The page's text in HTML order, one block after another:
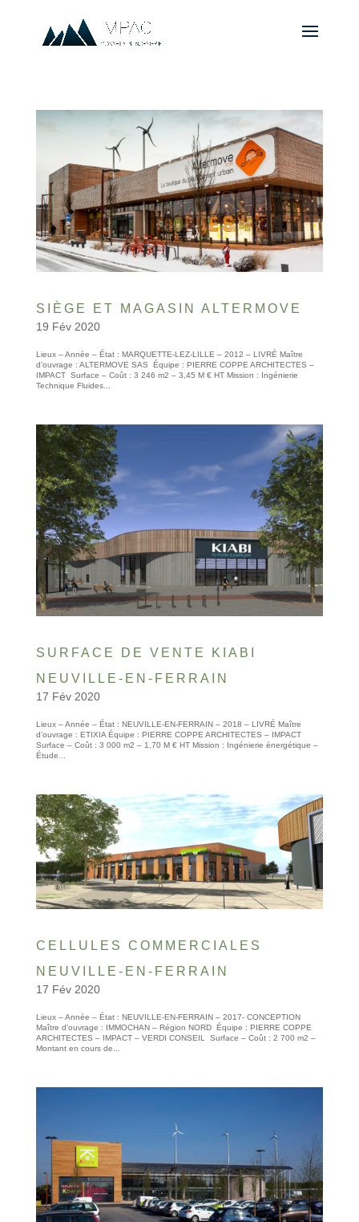
SIÈGE ET MAGASIN ALTERMOVE
19 Fév 2020
Lieux – Année – État : MARQUETTE-LEZ-LILLE – 2012 – LIVRÉ Maître
d’ouvrage : ALTERMOVE SAS Équipe : PIERRE COPPE ARCHITECTES –
IMPACT Surface – Coût : 3 246 m2 – 3,45 M € HT Mission : Ingénierie
Technique Fluides...
SURFACE DE VENTE KIABI
NEUVILLE-EN-FERRAIN
17 Fév 2020
Lieux – Année – État : NEUVILLE-EN-FERRAIN – 2018 – LIVRÉ Maître
d’ouvrage : ETIXIA Équipe : PIERRE COPPE ARCHITECTES – IMPACT
Surface – Coût : 3 000 m2 – 1,70 M € HT Mission : Ingénierie énergétique –
Étude...
CELLULES COMMERCIALES
NEUVILLE-EN-FERRAIN
17 Fév 2020
Lieux – Année – État : NEUVILLE-EN-FERRAIN – 2017- CONCEPTION
Maître d’ouvrage : IMMOCHAN – Région NORD Équipe : PIERRE COPPE
ARCHITECTES – IMPACT – VERDI CONSEIL Surface – Coût : 2 700 m2 –
Montant en cours de...